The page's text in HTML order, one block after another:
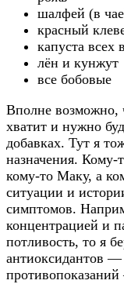
шалфей (в
красный
капуста всех
лён и кунжут
все бобовые
Вполне возможно,
хватит и нужно
добавках. Тут я
назначения.
кому-то Маку, а
ситуации и
симптомов.
концентрацией и
потливость, то я
антиоксидантов —